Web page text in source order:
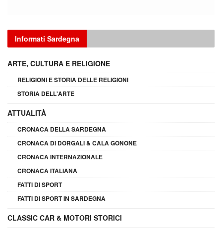
Informati Sardegna
ARTE, CULTURA E RELIGIONE
RELIGIONI E STORIA DELLE RELIGIONI
STORIA DELL'ARTE
ATTUALITÀ
CRONACA DELLA SARDEGNA
CRONACA DI DORGALI & CALA GONONE
CRONACA INTERNAZIONALE
CRONACA ITALIANA
FATTI DI SPORT
FATTI DI SPORT IN SARDEGNA
CLASSIC CAR & MOTORI STORICI